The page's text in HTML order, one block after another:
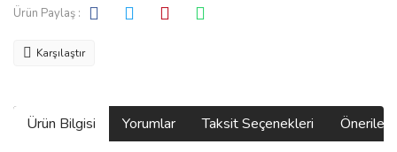
Ürün Paylaş :
Karşılaştır
Ürün Bilgisi Yorumlar Taksit Seçenekleri